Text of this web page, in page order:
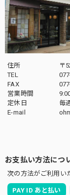
住所
〒
TEL
FAX
営業時間
定休日
毎
E-mail
お支払い方法につ
次の方法がご利用い
PAY ID あと払い